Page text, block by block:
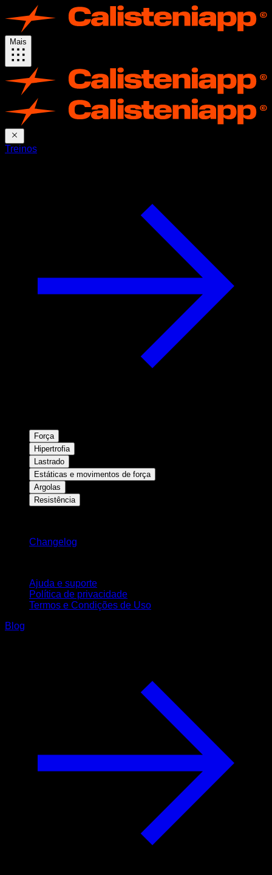
Mais
Treinos
Força
Hipertrofia
Lastrado
Estáticas e movimentos de força
Argolas
Resistência
Changelog
Ajuda e suporte
Política de privacidade
Termos e Condições de Uso
Blog